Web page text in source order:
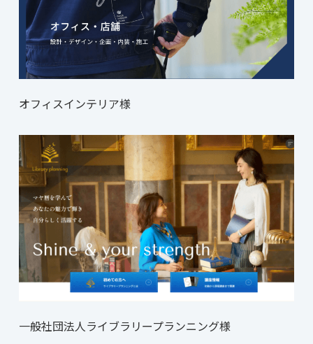
オフィスインテリア様
一般社団法人ライブラリープランニング様